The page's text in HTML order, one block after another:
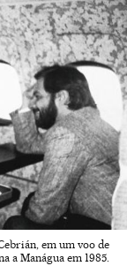
em um voo de
a Manágua em 1985.